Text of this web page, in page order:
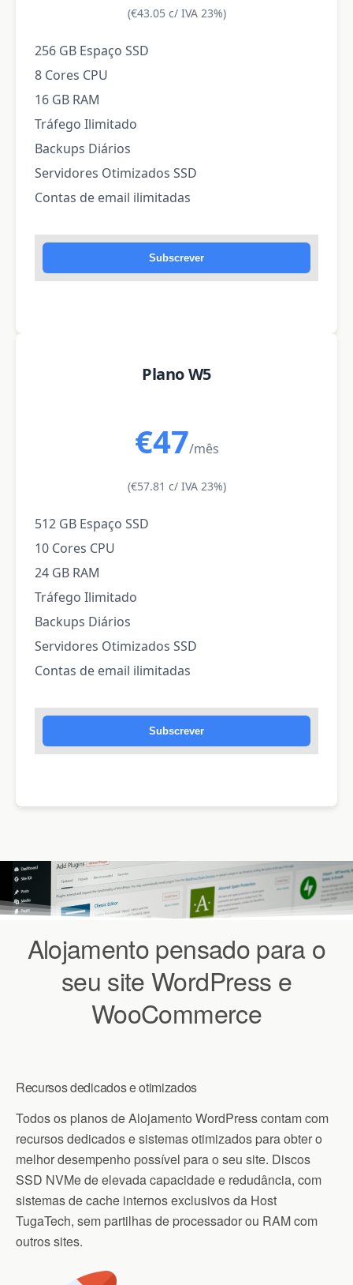
(€43.05 c/ IVA 23%)
256 GB Espaço SSD
8 Cores CPU
16 GB RAM
Tráfego Ilimitado
Backups Diários
Servidores Otimizados SSD
Contas de email ilimitadas
Subscrever
Plano W5
€47/mês
(€57.81 c/ IVA 23%)
512 GB Espaço SSD
10 Cores CPU
24 GB RAM
Tráfego Ilimitado
Backups Diários
Servidores Otimizados SSD
Contas de email ilimitadas
Subscrever
Alojamento pensado para o
seu site WordPress e
WooCommerce
Recursos dedicados e otimizados
Todos os planos de Alojamento WordPress contam com
recursos dedicados e sistemas otimizados para obter o
melhor desempenho possível para o seu site. Discos
SSD NVMe de elevada capacidade e redudância, com
sistemas de cache internos exclusivos da Host
TugaTech, sem partilhas de processador ou RAM com
outros sites.